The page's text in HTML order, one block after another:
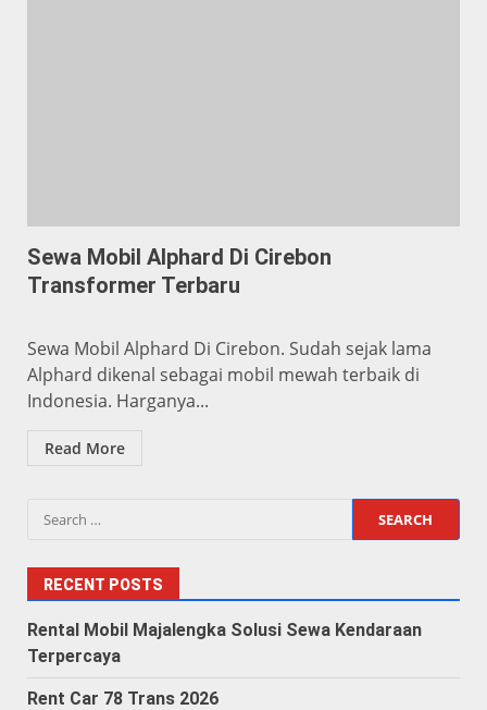
Sewa Mobil Alphard Di Cirebon
Transformer Terbaru
Sewa Mobil Alphard Di Cirebon. Sudah sejak lama
Alphard dikenal sebagai mobil mewah terbaik di
Indonesia. Harganya...
Read More
Search
RECENT POSTS
Rental Mobil Majalengka Solusi Sewa Kendaraan
Terpercaya
Rent Car 78 Trans 2026